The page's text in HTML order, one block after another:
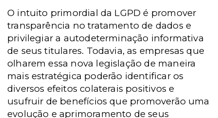
O intuito primordial da LGPD é promover
transparência no tratamento de dados e
privilegiar a autodeterminação informativa
de seus titulares. Todavia, as empresas que
olharem essa nova legislação de maneira
mais estratégica poderão identificar os
diversos efeitos colaterais positivos e
usufruir de benefícios que promoverão uma
evolução e aprimoramento de seus